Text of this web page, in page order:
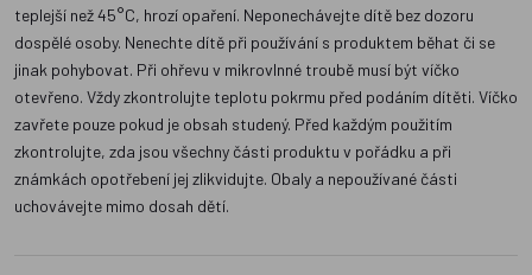
teplejší než 45°C, hrozí opaření. Neponechávejte dítě bez dozoru
dospělé osoby. Nenechte dítě při používání s produktem běhat či se
jinak pohybovat. Při ohřevu v mikrovlnné troubě musí být víčko
otevřeno. Vždy zkontrolujte teplotu pokrmu před podáním dítěti. Víčko
zavřete pouze pokud je obsah studený. Před každým použitím
zkontrolujte, zda jsou všechny části produktu v pořádku a při
známkách opotřebení jej zlikvidujte. Obaly a nepoužívané části
uchovávejte mimo dosah dětí.